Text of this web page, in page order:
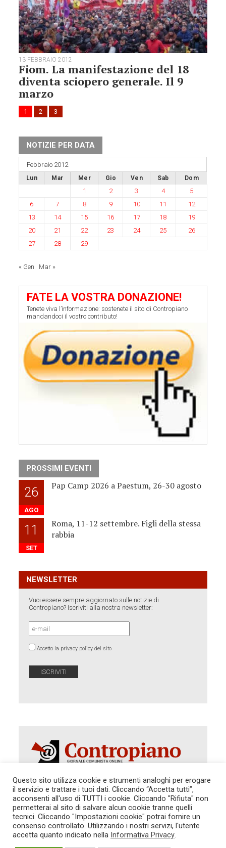
13 FEBBRAIO 2012
Fiom. La manifestazione del 18
diventa sciopero generale. Il 9
marzo
1 2 3
NOTIZIE PER DATA
Febbraio 2012
Lun Mar Mer Gio Ven Sab Dom
1 2 3 4
5
6
7 8 9 10 11
12
13
14 15 16 17 18
19
20
21 22 23 24 25
26
27
28 29
« Gen Mar »
FATE LA VOSTRA DONAZIONE!
Tenete viva l’informazione: sostenete il sito di Contropiano
mandandoci il vostro contributo!
PROSSIMI EVENTI
26
AGO
Pap Camp 2026 a Paestum, 26-30 agosto
11
SET
Roma, 11-12 settembre. Figli della stessa
rabbia
NEWSLETTER
Vuoi essere sempre aggiornato sulle notizie di
Contropiano? Iscriviti alla nostra newsletter:
Accetto la privacy policy del sito
Autorizzazione del Tribunale di Roma 286 del 31
dicembre 2014. Direttore Responsabile: Sergio
Cararo. Indirizzo: V.Casalbruciato 27- sc. B - 00159
Tel. 06.640.122.19 -redazione@contropiano.org
Questo sito utilizza cookie e strumenti analoghi per erogare
il servizio e trattare i tuoi dati. Cliccando “Accetta tutti”,
acconsenti all'uso di TUTTI i cookie. Cliccando "Rifiuta" non
permetterai al sito di salvare alcun cookie tranne quelli
tecnici. Cliccando "Impostazioni cookie" potrai fornire un
consenso controllato. Utilizzando i nostri servizi, l'utente
accetta quanto indicato nella Informativa Privacy.